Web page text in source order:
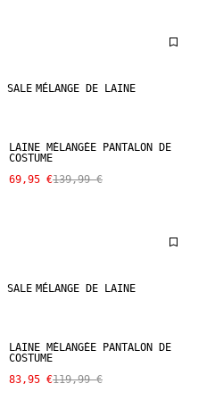
SALE MÉLANGE DE LAINE
LAINE MÉLANGÉE PANTALON DE
COSTUME
69,95 €139,99 €
SALE MÉLANGE DE LAINE
LAINE MÉLANGÉE PANTALON DE
COSTUME
83,95 €119,99 €